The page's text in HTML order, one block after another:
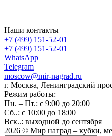
Наши контакты
+7 (499) 151-52-01
+7 (499) 151-52-01
WhatsApp
Telegram
moscow@mir-nagrad.ru
г. Москва, Ленинградский
Режим работы:
Пн. – Пт.: с 9:00 до 20:00
Сб..: с 10:00 до 18:00
Вск..: выходной до сентября
2026 © Мир наград – кубки,